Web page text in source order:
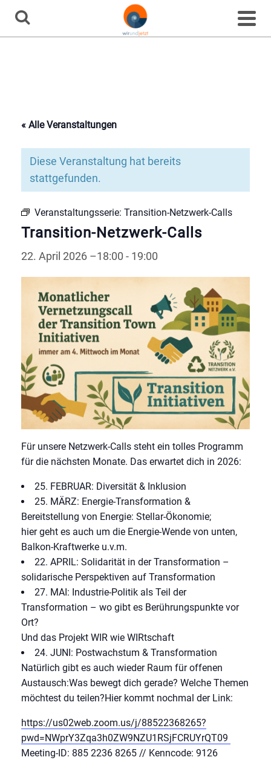
Veranstaltung
Home Transition-Netzwerk-Calls
« Alle Veranstaltungen
Diese Veranstaltung hat bereits
stattgefunden.
Veranstaltungsserie: Transition-Netzwerk-Calls
Transition-Netzwerk-Calls
22. April 2026 –18:00 - 19:00
Für unsere Netzwerk-Calls steht ein tolles Programm
für die nächsten Monate. Das erwartet dich in 2026:
25. FEBRUAR: Diversität & Inklusion
25. MÄRZ: Energie-Transformation &
Bereitstellung von Energie: Stellar-Ökonomie;
hier geht es auch um die Energie-Wende von unten,
Balkon-Kraftwerke u.v.m.
22. APRIL: Solidarität in der Transformation –
solidarische Perspektiven auf Transformation
27. MAI: Industrie-Politik als Teil der
Transformation – wo gibt es Berührungspunkte vor
Ort?
Und das Projekt WIR wie WIRtschaft
24. JUNI: Postwachstum & Transformation
Natürlich gibt es auch wieder Raum für offenen
Austausch:Was bewegt dich gerade? Welche Themen
möchtest du teilen?Hier kommt nochmal der Link:
https://us02web.zoom.us/j/88522368265?
pwd=NWprY3Zqa3h0ZW9NZU1RSjFCRUYrQT09
Meeting-ID: 885 2236 8265 // Kenncode: 9126